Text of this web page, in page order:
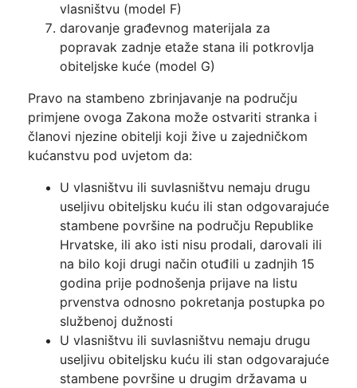
vlasništvu (model F)
darovanje građevnog materijala za
popravak zadnje etaže stana ili potkrovlja
obiteljske kuće (model G)
Pravo na stambeno zbrinjavanje na području
primjene ovoga Zakona može ostvariti stranka i
članovi njezine obitelji koji žive u zajedničkom
kućanstvu pod uvjetom da:
U vlasništvu ili suvlasništvu nemaju drugu
useljivu obiteljsku kuću ili stan odgovarajuće
stambene površine na području Republike
Hrvatske, ili ako isti nisu prodali, darovali ili
na bilo koji drugi način otuđili u zadnjih 15
godina prije podnošenja prijave na listu
prvenstva odnosno pokretanja postupka po
službenoj dužnosti
U vlasništvu ili suvlasništvu nemaju drugu
useljivu obiteljsku kuću ili stan odgovarajuće
stambene površine u drugim državama u